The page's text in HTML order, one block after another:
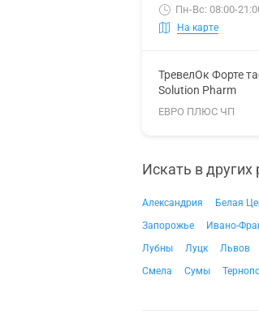
Пн-Вс: 08:00-
На карте
ТревелОк Форте
Solution Pharm
ЕВРО ПЛЮС ЧП
Искать в других
Александрия Белая
Запорожье
Ивано-
Лубны
Луцк Львов
Смела
Сумы